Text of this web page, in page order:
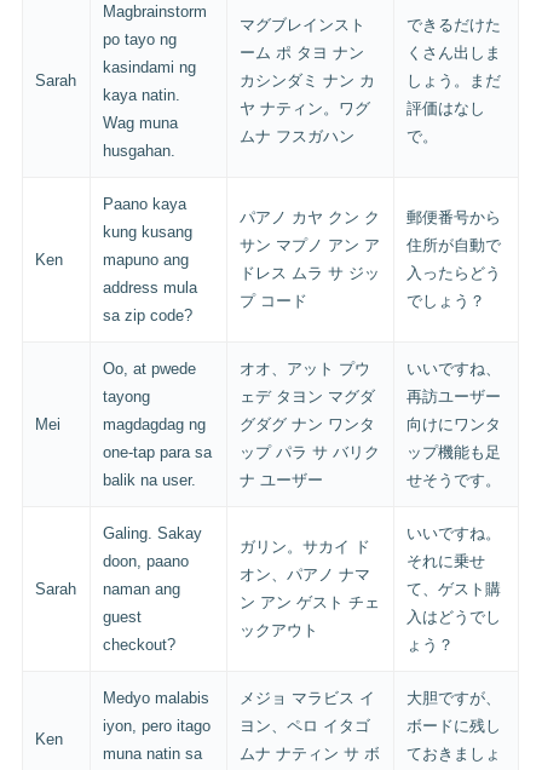
Sarah
Magbrainstorm
po tayo ng
kasindami ng
kaya natin.
Wag muna
husgahan.
マグブレインスト
ーム ポ タヨ ナン
カシンダミ ナン カ
ヤ ナティン。ワグ
ムナ フスガハン
できるだけた
くさん出しま
しょう。まだ
評価はなし
で。
Ken
Paano kaya
kung kusang
mapuno ang
address mula
sa zip code?
パアノ カヤ クン ク
サン マプノ アン ア
ドレス ムラ サ ジッ
プ コード
郵便番号から
住所が自動で
入ったらどう
でしょう？
Mei
Oo, at pwede
tayong
magdagdag ng
one-tap para sa
balik na user.
オオ、アット プウ
ェデ タヨン マグダ
グダグ ナン ワンタ
ップ パラ サ バリク
ナ ユーザー
いいですね、
再訪ユーザー
向けにワンタ
ップ機能も足
せそうです。
Sarah
Galing. Sakay
doon, paano
naman ang
guest
checkout?
ガリン。サカイ ド
オン、パアノ ナマ
ン アン ゲスト チェ
ックアウト
いいですね。
それに乗せ
て、ゲスト購
入はどうでし
ょう？
Ken
Medyo malabis
iyon, pero itago
muna natin sa
メジョ マラビス イ
ヨン、ペロ イタゴ
ムナ ナティン サ ボ
大胆ですが、
ボードに残し
ておきましょ